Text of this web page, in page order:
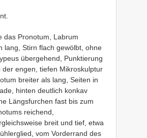
das Pronotum, Labrum
lang, Stirn flach gewölbt, ohne
übergehend, Punktierung
der engen, tiefen Mikroskulptur
breiter als lang, Seiten in
hinten deutlich konkav
Längsfurchen fast bis zum
reichend,
breit und tief, etwa
vom Vorderrand des